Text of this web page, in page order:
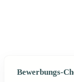
Bewerbungs-